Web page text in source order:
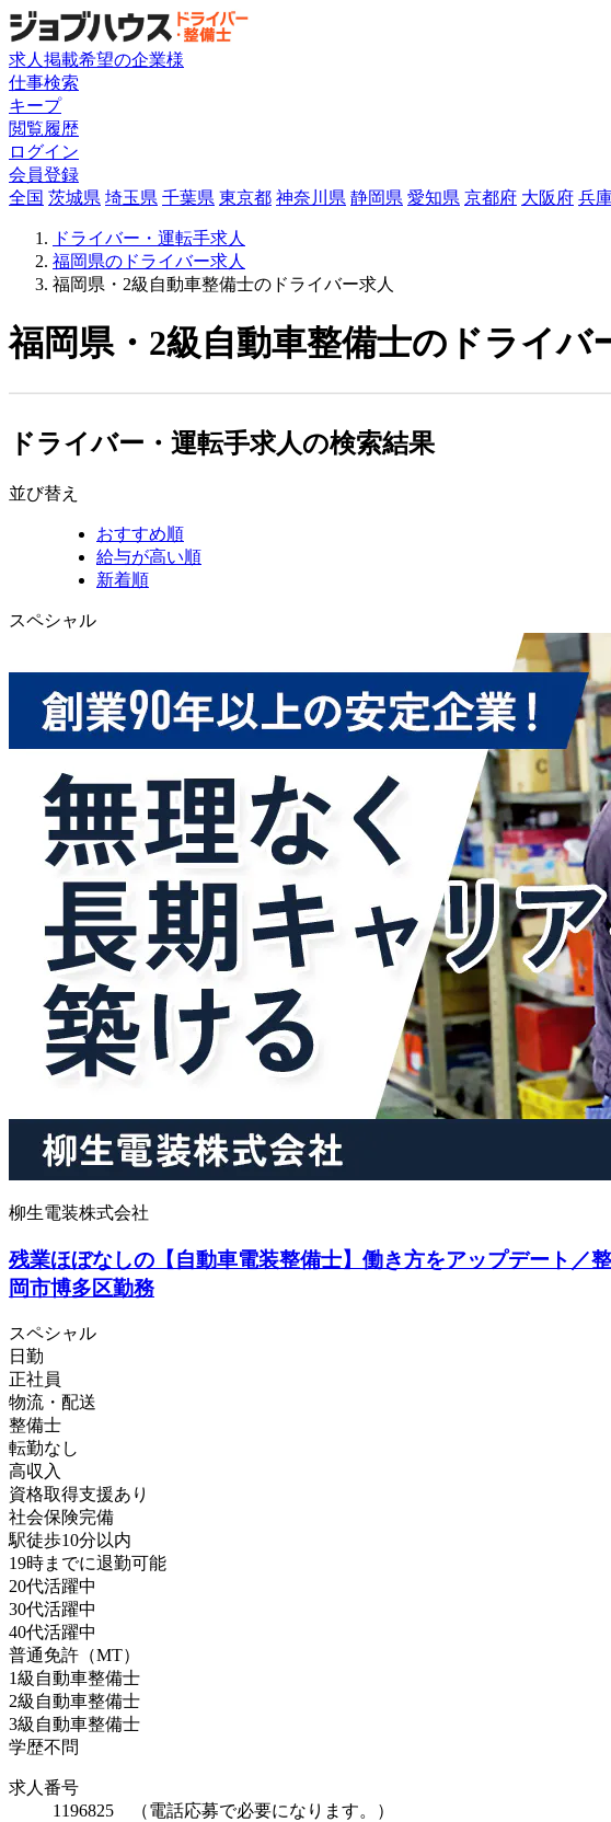
求人掲載希望の企業様
仕事検索
キープ
閲覧履歴
ログイン
会員登録
全国 茨城県 埼玉県 千葉県 東京都 神奈川県 静岡県 愛知県 京都府 大阪府 兵
ドライバー・運転手求人
福岡県のドライバー求人
福岡県・2級自動車整備士のドライバー求人
福岡県・2級自動車整備士のドライバ
ドライバー・運転手求人の検索結果
並び替え
おすすめ順
給与が高い順
新着順
スペシャル
柳生電装株式会社
残業ほぼなしの【自動車電装整備士】働き方をアップデート／
岡市博多区勤務
スペシャル
日勤
正社員
物流・配送
整備士
転勤なし
高収入
資格取得支援あり
社会保険完備
駅徒歩10分以内
19時までに退勤可能
20代活躍中
30代活躍中
40代活躍中
普通免許（MT）
1級自動車整備士
2級自動車整備士
3級自動車整備士
学歴不問
求人番号
1196825 （電話応募で必要になります。）